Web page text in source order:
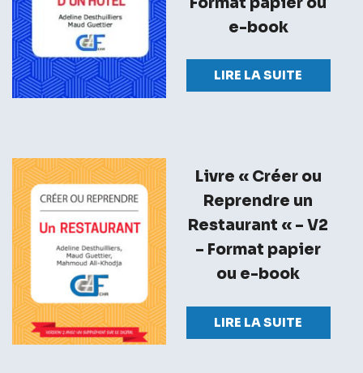
e-book
LIRE LA SUITE
Livre « Créer ou
Reprendre un
Restaurant « – V2
– Format papier
ou e-book
LIRE LA SUITE